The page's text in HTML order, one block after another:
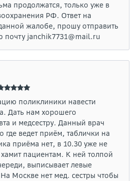
продолжатся, только уже в
РФ. Ответ на
жалобе, прошу отправить
почту janchik7731@mail.ru
поликлиники навести
Дать нам хорошего
и медсестру. Данный врач
где ведет приём, таблички на
приёма нет, в 10.30 уже не
пациентам. К ней толпой
выписывает левые
Москве нет мед. сестры чтобы